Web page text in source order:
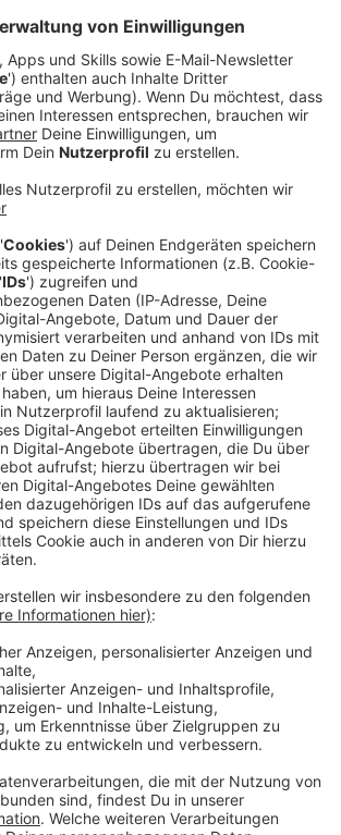
Jahr greift eine Reform des
mehr Menschen in Leverkusen können
“Wohngeld plus” bekommen.
geht davon aus, dass sich die
mehr als
Etwa 3000 Haushalte haben in
Anspruch auf Wohngeld.
ergreift Maßnahmen
Nachfrage bewältigen zu können, hat
Team um sieben Mitarbeiter
gibt es seit Anfang Dezember
in Wiesdorf. Hier hilft ein
Ausfüllen der Anträge und
Trotz dieser Maßnahmen kann es
Monaten zu deutlich längeren
kommen, so die Stadt. Deswegen
Ausfüllen der Anträge gut
die Angaben vollständig sind und
Unterstützung zu holen. Mehr
eshier.